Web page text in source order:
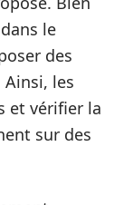
le
des
Ainsi, les
et vérifier la
sur des